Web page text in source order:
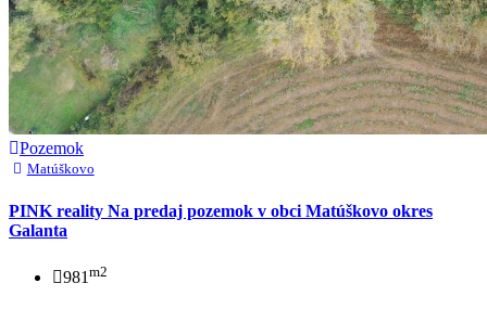
Pozemok
Matúškovo
PINK reality Na predaj pozemok v obci Matúškovo okres
Galanta
981 m2